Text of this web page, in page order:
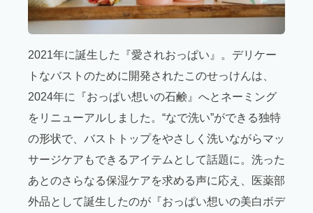
2021年に誕生した『愛されおっぱい』。デリケー
トなバストのために開発されたこのせっけんは、
2024年に『おっぱい想いの石鹸』へとネーミング
をリニューアルしました。“なで洗い”ができる独特
の形状で、バストトップをやさしく洗いながらマッ
サージケアもできるアイテムとして話題に。洗った
あとのさらなる保湿ケアを求める声に応え、医薬部
外品として誕生したのが『おっぱい想いの美白ボデ